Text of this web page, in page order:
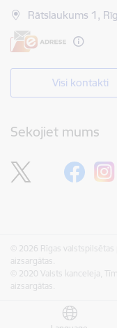
Rātslaukums 1,
Visi kontakti
Sekojiet mums
© 2026 Rīgas
aizsargātas.
© 2020 Valsts kanceleja,
aizsargātas.